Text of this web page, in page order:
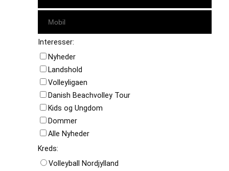
Interesser:
Nyheder
Landshold
Volleyligaen
Danish Beachvolley Tour
Kids og Ungdom
Dommer
Alle Nyheder
Kreds:
Volleyball Nordjylland